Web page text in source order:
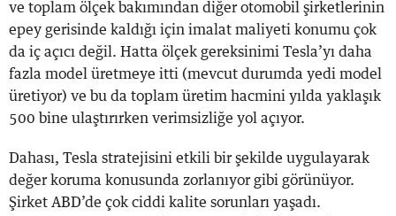
ve toplam ölçek bakımından diğer otomobil şirketlerinin
epey gerisinde kaldığı için imalat maliyeti konumu çok
da iç açıcı değil. Hatta ölçek gereksinimi Tesla’yı daha
fazla model üretmeye itti (mevcut durumda yedi model
üretiyor) ve bu da toplam üretim hacmini yılda yaklaşık
500 bine ulaştırırken verimsizliğe yol açıyor.
Dahası, Tesla stratejisini etkili bir şekilde uygulayarak
değer koruma konusunda zorlanıyor gibi görünüyor.
Şirket ABD’de çok ciddi kalite sorunları yaşadı.